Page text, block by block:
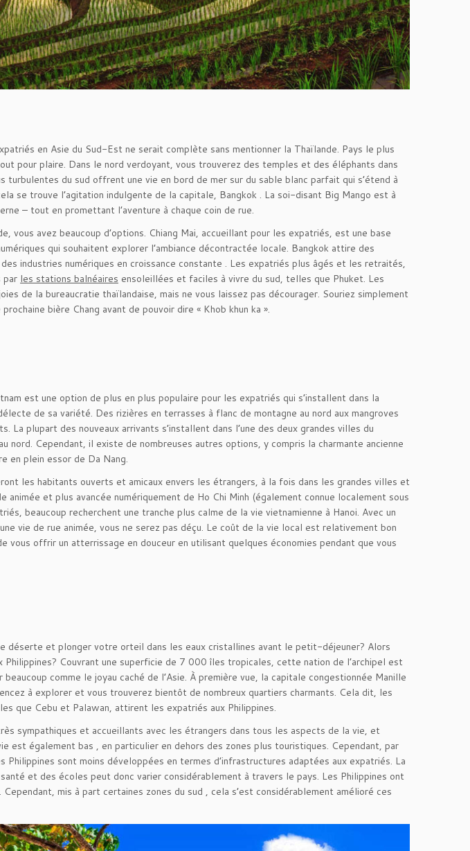
en Asie du Sud-Est ne serait complète sans mentionner la Thaïlande. Pays le plus
pour plaire. Dans le nord verdoyant, vous trouverez des temples et des éléphants dans
turbulentes du sud offrent une vie en bord de mer sur du sable blanc parfait qui s’étend à
se trouve l’agitation indulgente de la capitale, Bangkok . La soi-disant Big Mango est à
– tout en promettant l’aventure à chaque coin de rue.
vous avez beaucoup d’options. Chiang Mai, accueillant pour les expatriés, est une base
qui souhaitent explorer l’ambiance décontractée locale. Bangkok attire des
industries numériques en croissance constante . Les expatriés plus âgés et les retraités,
par les stations balnéaires ensoleillées et faciles à vivre du sud, telles que Phuket. Les
de la bureaucratie thaïlandaise, mais ne vous laissez pas décourager. Souriez simplement
bière Chang avant de pouvoir dire « Khob khun ka ».
est une option de plus en plus populaire pour les expatriés qui s’installent dans la
de sa variété. Des rizières en terrasses à flanc de montagne au nord aux mangroves
La plupart des nouveaux arrivants s’installent dans l’une des deux grandes villes du
nord. Cependant, il existe de nombreuses autres options, y compris la charmante ancienne
en plein essor de Da Nang.
les habitants ouverts et amicaux envers les étrangers, à la fois dans les grandes villes et
et plus avancée numériquement de Ho Chi Minh (également connue localement sous
beaucoup recherchent une tranche plus calme de la vie vietnamienne à Hanoi. Avec un
vie de rue animée, vous ne serez pas déçu. Le coût de la vie local est relativement bon
vous offrir un atterrissage en douceur en utilisant quelques économies pendant que vous
déserte et plonger votre orteil dans les eaux cristallines avant le petit-déjeuner? Alors
Philippines? Couvrant une superficie de 7 000 îles tropicales, cette nation de l’archipel est
comme le joyau caché de l’Asie. À première vue, la capitale congestionnée Manille
à explorer et vous trouverez bientôt de nombreux quartiers charmants. Cela dit, les
que Cebu et Palawan, attirent les expatriés aux Philippines.
sympathiques et accueillants avec les étrangers dans tous les aspects de la vie, et
est également bas , en particulier en dehors des zones plus touristiques. Cependant, par
sont moins développées en termes d’infrastructures adaptées aux expatriés. La
et des écoles peut donc varier considérablement à travers le pays. Les Philippines ont
mis à part certaines zones du sud , cela s’est considérablement amélioré ces